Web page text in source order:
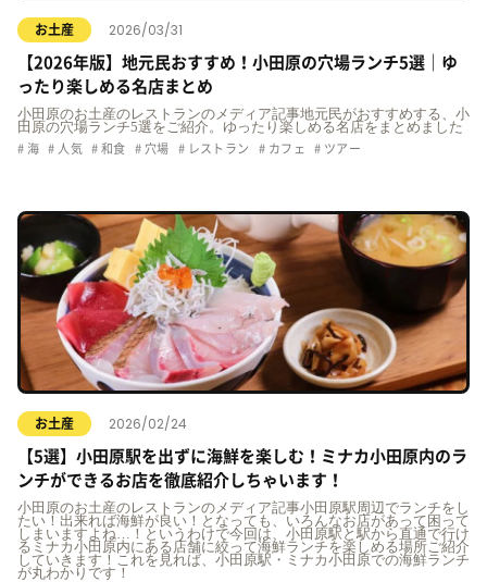
お土産 2026/03/31
【2026年版】地元民おすすめ！小田原の穴場ランチ5選｜ゆ
ったり楽しめる名店まとめ
小田原のお土産のレストランのメディア記事地元民がおすすめする、小
田原の穴場ランチ5選をご紹介。ゆったり楽しめる名店をまとめました
海 人気 和食 穴場 レストラン カフェ ツアー
お土産 2026/02/24
【5選】小田原駅を出ずに海鮮を楽しむ！ミナカ小田原内のラ
ンチができるお店を徹底紹介しちゃいます！
小田原のお土産のレストランのメディア記事小田原駅周辺でランチをし
たい！出来れば海鮮が良い！となっても、いろんなお店があって困って
しまいますよね…！というわけで今回は、小田原駅と駅から直通で行け
るミナカ小田原内にある店舗に絞って海鮮ランチを楽しめる場所ご紹介
していきます！これを見れば、小田原駅・ミナカ小田原での海鮮ランチ
が丸わかりです！